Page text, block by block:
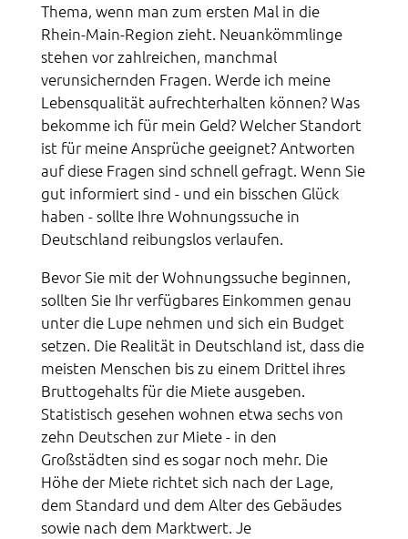
Thema, wenn man zum ersten Mal in die
Rhein-Main-Region zieht. Neuankömmlinge
stehen vor zahlreichen, manchmal
verunsichernden Fragen. Werde ich meine
Lebensqualität aufrechterhalten können? Was
bekomme ich für mein Geld? Welcher Standort
ist für meine Ansprüche geeignet? Antworten
auf diese Fragen sind schnell gefragt. Wenn Sie
gut informiert sind - und ein bisschen Glück
haben - sollte Ihre Wohnungssuche in
Deutschland reibungslos verlaufen.
Bevor Sie mit der Wohnungssuche beginnen,
sollten Sie Ihr verfügbares Einkommen genau
unter die Lupe nehmen und sich ein Budget
setzen. Die Realität in Deutschland ist, dass die
meisten Menschen bis zu einem Drittel ihres
Bruttogehalts für die Miete ausgeben.
Statistisch gesehen wohnen etwa sechs von
zehn Deutschen zur Miete - in den
Großstädten sind es sogar noch mehr. Die
Höhe der Miete richtet sich nach der Lage,
dem Standard und dem Alter des Gebäudes
sowie nach dem Marktwert. Je